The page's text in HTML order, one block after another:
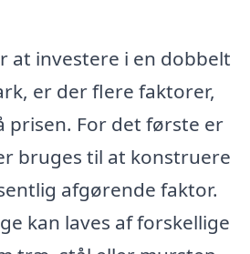
at investere i en dobbelt
er der flere faktorer,
prisen. For det første er
bruges til at konstruere
afgørende faktor.
kan laves af forskellige